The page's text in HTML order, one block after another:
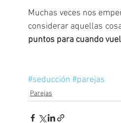
Muchas veces nos
considerar aquellas
puntos para cuando
#seducción #parejas
Parejas